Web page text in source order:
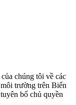
chúng tôi về các
trường trên Biển
bố chủ quyền